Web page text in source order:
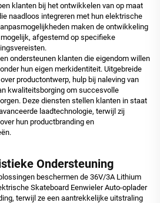
klanten bij het ontwikkelen van op maat
naadloos integreren met hun elektrische
maken de ontwikkeling
afgestemd op specifieke
ondersteunen klanten die eigendom willen
hun eigen merkidentiteit. Uitgebreide
productontwerp, hulp bij naleving van
kwaliteitsborging om succesvolle
Deze diensten stellen klanten in staat
laadtechnologie, terwijl zij
hun productbranding en
Ondersteuning
beschermen de 36V/3A Lithium
Skateboard Eenwieler Auto-oplader
terwijl ze een aantrekkelijke uitstraling